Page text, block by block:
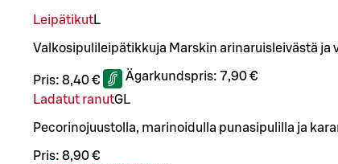
LeipätikutL
Valkosipulileipätikkuja Marskin arinaruisleivästä ja
Pris: 8,40 € Ägarkundspris: 7,90 €
Ladatut ranutGL
Pecorinojuustolla, marinoidulla punasipulilla ja
Pris: 8,90 €